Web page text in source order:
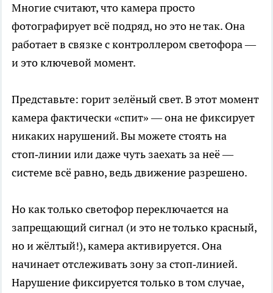
Многие считают, что камера просто
фотографирует всё подряд, но это не так. Она
работает в связке с контроллером светофора —
и это ключевой момент.
Представьте: горит зелёный свет. В этот момент
камера фактически «спит» — она не фиксирует
никаких нарушений. Вы можете стоять на
стоп‑линии или даже чуть заехать за неё —
системе всё равно, ведь движение разрешено.
Но как только светофор переключается на
запрещающий сигнал (и это не только красный,
но и жёлтый!), камера активируется. Она
начинает отслеживать зону за стоп‑линией.
Нарушение фиксируется только в том случае,